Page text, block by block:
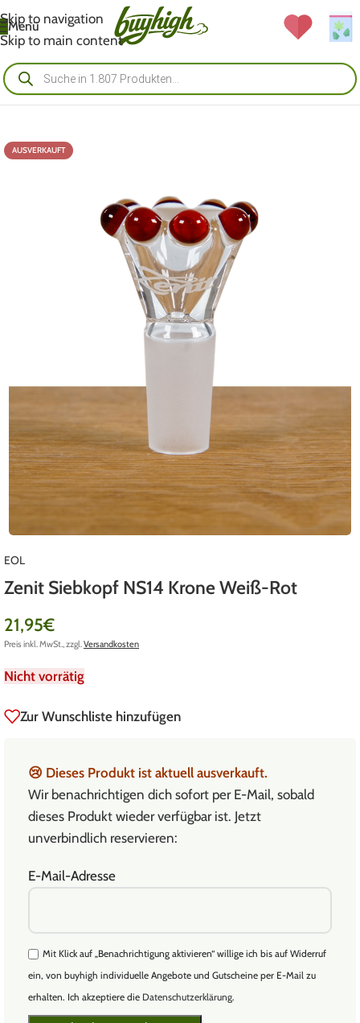
Skip to navigation
Skip to main content
Menü
AUSVERKAUFT
EOL
Zenit Siebkopf NS14 Krone Weiß-Rot
21,95€
Preis inkl. MwSt., zzgl.Versandkosten
Nicht vorrätig
Zur Wunschliste hinzufügen
😢 Dieses Produkt ist aktuell ausverkauft.
Wir benachrichtigen dich sofort per E-Mail, sobald
dieses Produkt wieder verfügbar ist. Jetzt
unverbindlich reservieren:
E-Mail-Adresse
Mit Klick auf „Benachrichtigung aktivieren“ willige ich bis auf Widerruf
ein, von buyhigh individuelle Angebote und Gutscheine per E-Mail zu
erhalten. Ich akzeptiere die Datenschutzerklärung.